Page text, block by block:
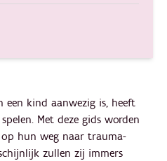
een kind aanwezig is, heeft
Met deze gids worden
op hun weg naar trauma-
zullen zij immers